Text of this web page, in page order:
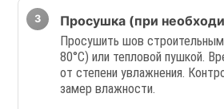
Просушка (при
Просушить шов
80°C) или тепловой пушкой.
от степени увлажнения.
замер влажности.